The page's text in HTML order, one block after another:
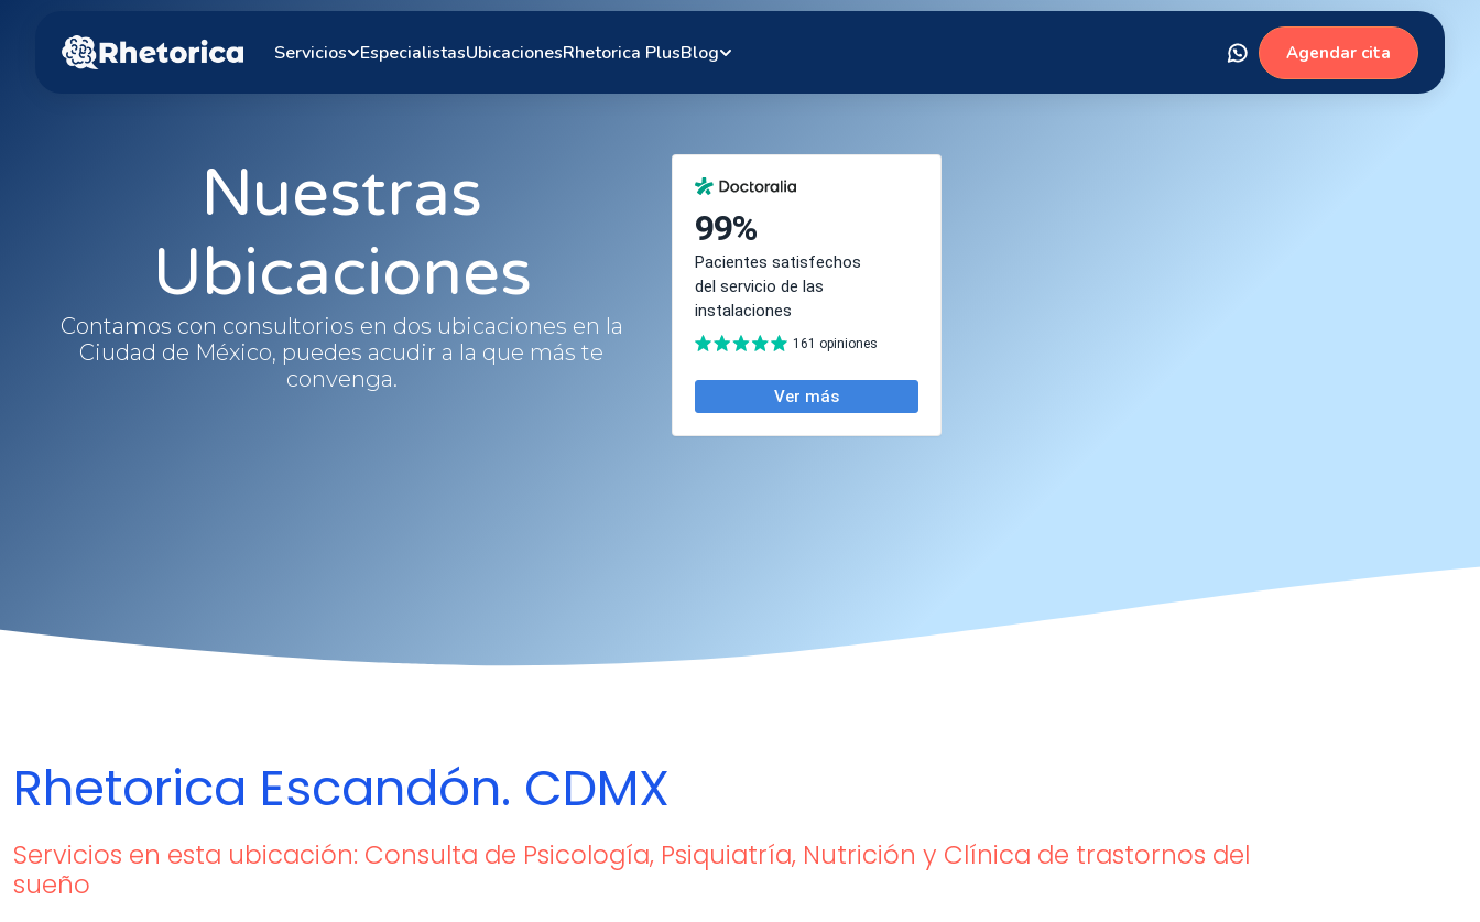
Servicios EspecialistasUbicacionesRhetorica PlusBlog Agendar cita
Nuestras
Ubicaciones
Contamos con consultorios en dos ubicaciones en la
Ciudad de México, puedes acudir a la que más te
convenga.
Rhetorica Escandón. CDMX
Servicios en esta ubicación: Consulta de Psicología, Psiquiatría, Nutrición y Clínica de trastornos del
sueño